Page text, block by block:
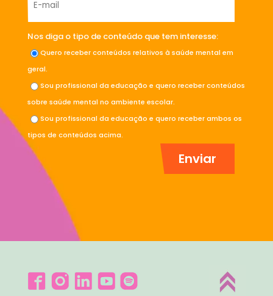
Nos diga o tipo de conteúdo que tem interesse:
Quero receber conteúdos relativos à saúde mental em
geral.
Sou profissional da educação e quero receber conteúdos
sobre saúde mental no ambiente escolar.
Sou profissional da educação e quero receber ambos os
tipos de conteúdos acima.